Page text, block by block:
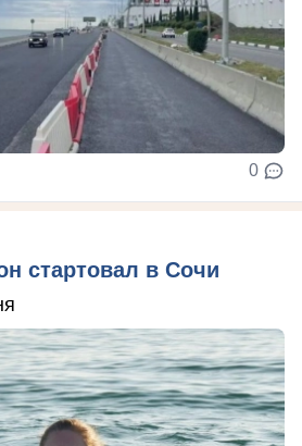
0
стартовал в Сочи